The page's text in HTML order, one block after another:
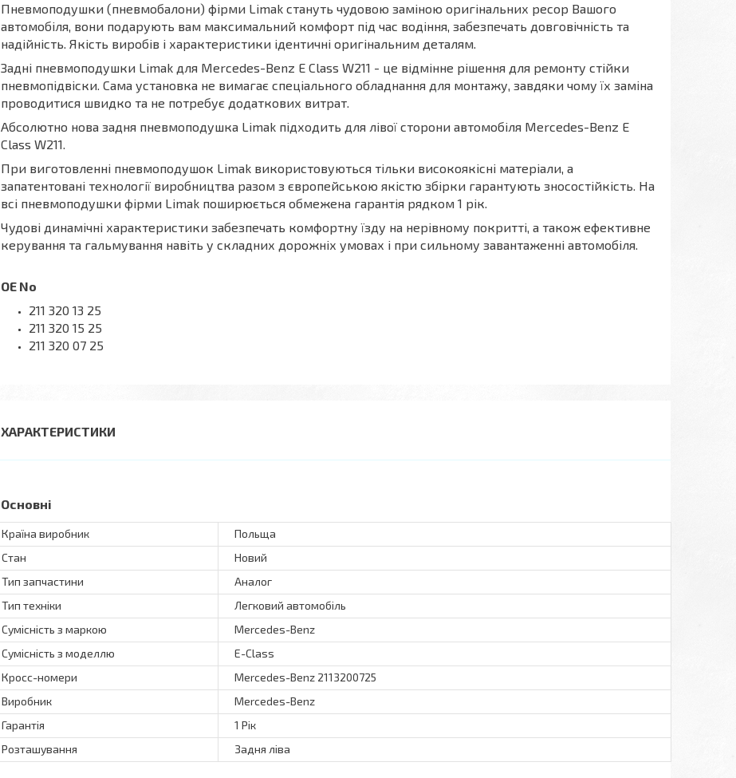
Пневмоподушки (пневмобалони) фірми Limak стануть чудовою заміною оригінальних ресор Вашого
автомобіля, вони подарують вам максимальний комфорт під час водіння, забезпечать довговічність та
надійність. Якість виробів і характеристики ідентичні оригінальним деталям.
Задні пневмоподушки Limak для Mercedes-Benz E Class W211 - це відмінне рішення для ремонту стійки
пневмопідвіски. Сама установка не вимагає спеціального обладнання для монтажу, завдяки чому їх заміна
проводитися швидко та не потребує додаткових витрат.
Абсолютно нова задня пневмоподушка Limak підходить для лівої сторони автомобіля Mercedes-Benz E
Class W211.
При виготовленні пневмоподушок Limak використовуються тільки високоякісні матеріали, а
запатентовані технології виробництва разом з європейською якістю збірки гарантують зносостійкість. На
всі пневмоподушки фірми Limak поширюється обмежена гарантія рядком 1 рік.
Чудові динамічні характеристики забезпечать комфортну їзду на нерівному покритті, а також ефективне
керування та гальмування навіть у складних дорожніх умовах і при сильному завантаженні автомобіля.
OE No
211 320 13 25
211 320 15 25
211 320 07 25
ХАРАКТЕРИСТИКИ
Основні
Країна виробник
Польща
Стан
Новий
Тип запчастини
Аналог
Тип техніки
Легковий автомобіль
Сумісність з маркою
Mercedes-Benz
Сумісність з моделлю
E-Class
Кросс-номери
Mercedes-Benz 2113200725
Виробник
Mercedes-Benz
Гарантія
1 Рік
Розташування
Задня ліва